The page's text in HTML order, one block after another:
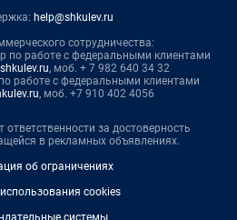
help@shkulev.ru
сотрудничества:
работе с федеральными клиентами
, моб. + 7 982 640 34 32
работе с федеральными клиентами
, моб. +7 910 402 4056
ответственности за достоверность
в рекламных объявлениях.
об ограничениях
cookies
системы